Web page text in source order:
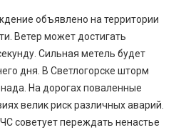
объявлено на территории
Ветер может достигать
Сильная метель будет
дня. В Светлогорске шторм
На дорогах поваленные
велик риск различных аварий.
советует переждать ненастье